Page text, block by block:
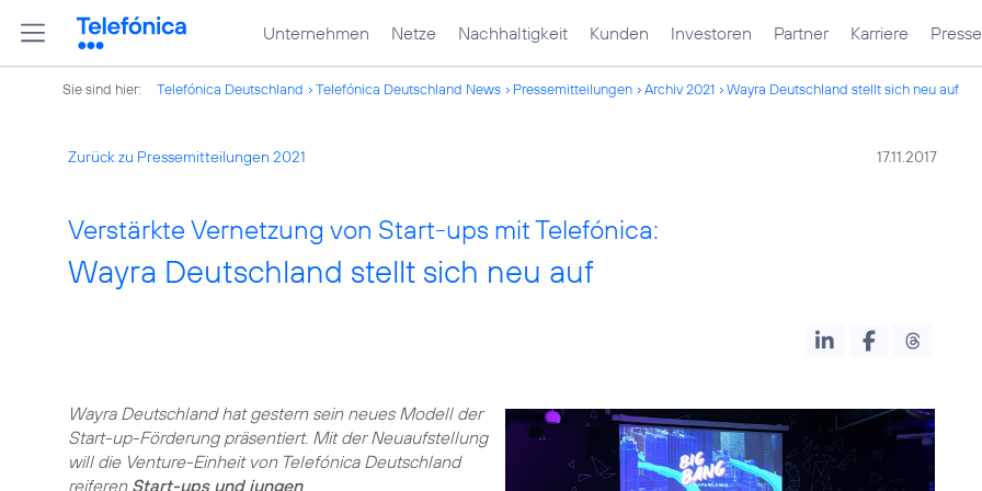
Unternehmen Netze Nachhaltigkeit Kunden Investoren Partner Karriere Presse
Sie sind hier: Telefónica Deutschland Telefónica Deutschland News Pressemitteilungen Archiv 2021 Wayra Deutschland stellt sich neu auf
Zurück zu Pressemitteilungen 2021 17.11.2017
Verstärkte Vernetzung von Start-ups mit Telefónica:
Wayra Deutschland stellt sich neu auf
Wayra Deutschland hat gestern sein neues Modell der
Start-up-Förderung präsentiert. Mit der Neuaufstellung
will die Venture-Einheit von Telefónica Deutschland
reiferen Start-ups und jungen